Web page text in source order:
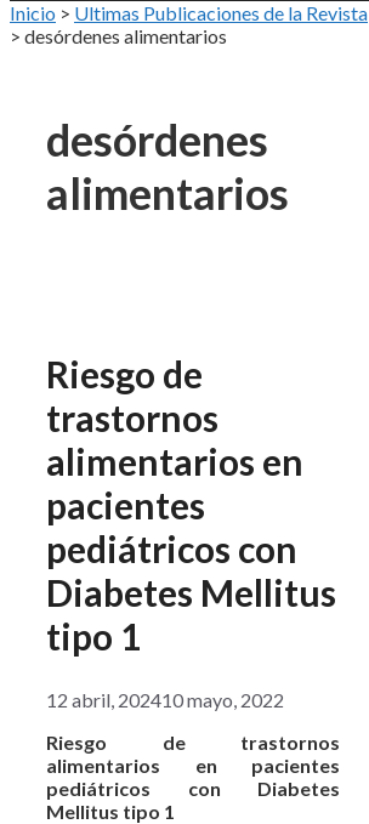
Inicio > Ultimas Publicaciones de la Revista
> desórdenes alimentarios
desórdenes
alimentarios
Riesgo de
trastornos
alimentarios en
pacientes
pediátricos con
Diabetes Mellitus
tipo 1
12 abril, 202410 mayo, 2022
Riesgo de trastornos
alimentarios en pacientes
pediátricos con Diabetes
Mellitus tipo 1